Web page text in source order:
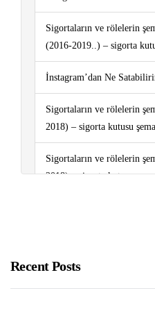
Sigortaların ve rölelerin
(2016-2019..) – sigorta
İnstagram’dan Ne
Sigortaların ve rölelerin
2018) – sigorta kutusu
Sigortaların ve rölelerin
2018) – sigorta kutusu
Recent Posts